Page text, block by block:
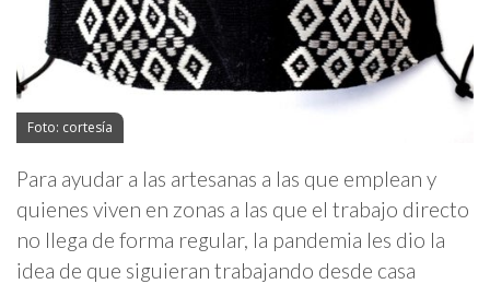
Foto: cortesía
Para ayudar a las artesanas a las que emplean y
quienes viven en zonas a las que el trabajo directo
no llega de forma regular, la pandemia les dio la
idea de que siguieran trabajando desde casa